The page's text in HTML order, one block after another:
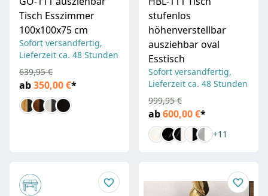
Tisch Esszimmer
100x100x75 cm
Sofort versandfertig,
Lieferzeit ca. 48 Stunden
ab350,00 €*
639,95 €
stufenlos
höhenverstellbar
ausziehbar oval
Esstisch
Sofort versandfertig,
Lieferzeit ca. 48 Stunden
ab600,00 €*
999,95 €
+11